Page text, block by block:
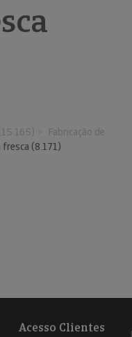
Fabricação de
fresca (8.171)
Acesso Clientes